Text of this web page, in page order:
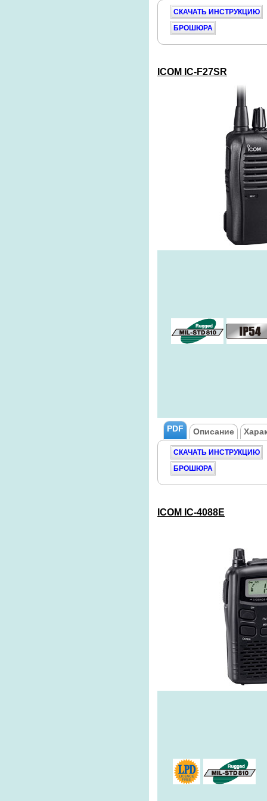
СКАЧАТЬ ИНСТРУКЦИЮ
БРОШЮРА
ICOM IC-F27SR
PDF Описание
СКАЧАТЬ ИНСТРУКЦИЮ
БРОШЮРА
ICOM IC-4088E